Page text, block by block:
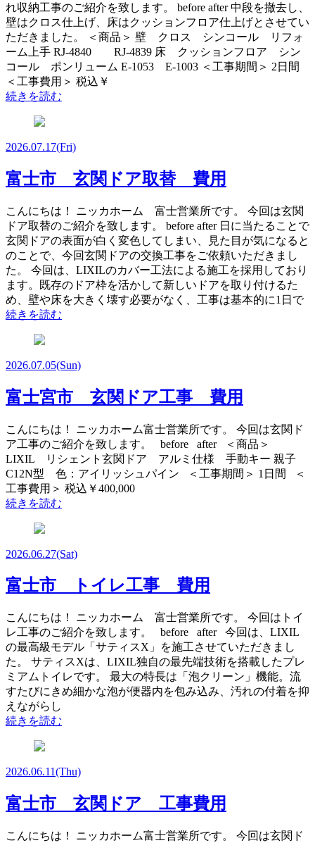
れ収納工事のご紹介を致します。 before after 中段を撤去し、
壁はクロス仕上げ、床はクッションフロア仕上げとさせてい
ただきました。 ＜商品＞ 壁 クロス シンコール リフォ
ーム上手 RJ-4840 RJ-4839 床 クッションフロア シン
コール ポンリューム E-1053 E-1003 ＜工事期間＞ 2日間
＜工事費用＞ 税込￥
続きを読む
2026.07.17(Fri)
富士市 玄関ドア取替 費用
こんにちは！ ニッカホーム 富士営業所です。 今回は玄関
ドア取替のご紹介を致します。 before after 日に当たることで
玄関ドアの表面が白く変色してしまい、見た目が気になると
のことで、今回玄関ドアの交換工事をご依頼いただきまし
た。 今回は、LIXILのカバー工法による施工を採用しており
ます。既存のドア枠を活かして新しいドアを取り付けるた
め、壁や床を大きく壊す必要がなく、工事は基本的に1日で
続きを読む
2026.07.05(Sun)
富士宮市 玄関ドア工事 費用
こんにちは！ ニッカホーム富士営業所です。 今回は玄関ド
ア工事のご紹介を致します。 before after ＜商品＞
LIXIL リシェント玄関ドア アルミ仕様 手動キー 親子
C12N型 色：アイリッシュパイン ＜工事期間＞ 1日間 ＜
工事費用＞ 税込￥400,000
続きを読む
2026.06.27(Sat)
富士市 トイレ工事 費用
こんにちは！ ニッカホーム 富士営業所です。 今回はトイ
レ工事のご紹介を致します。 before after 今回は、LIXIL
の最高級モデル「サティスX」を施工させていただきまし
た。 サティスXは、LIXIL独自の最先端技術を搭載したプレ
ミアムトイレです。 最大の特長は「泡クリーン」機能。流
すたびにきめ細かな泡が便器内を包み込み、汚れの付着を抑
えながらし
続きを読む
2026.06.11(Thu)
富士市 玄関ドア 工事費用
こんにちは！ ニッカホーム富士営業所です。 今回は玄関ド